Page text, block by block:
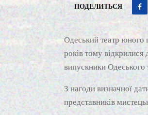
ПОДЕЛИТЬСЯ
Одеський театр юного
років тому
випускники
З нагоди визначної
представників